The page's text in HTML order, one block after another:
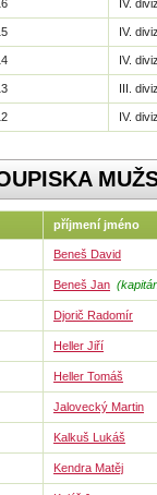
IV.
IV.
IV.
III.
IV.
příjmení jméno
Beneš David
Beneš Jan
Djorič Radomír
Heller Jiří
Heller Tomáš
Jalovecký Martin
Kalkuš Lukáš
Kendra Matěj